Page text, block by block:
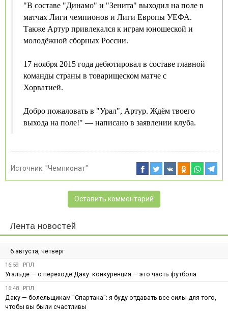
"В составе "Динамо" и "Зенита" выходил на поле в
матчах Лиги чемпионов и Лиги Европы УЕФА.
Также Артур привлекался к играм юношеской и
молодёжной сборных России.
17 ноября 2015 года дебютировал в составе главной
команды страны в товарищеском матче с
Хорватией.
Добро пожаловать в "Урал", Артур. Ждём твоего
выхода на поле!" — написано в заявлении клуба.
Источник: "Чемпионат"
Оставить комментарий
Лента новостей
6 августа, четверг
16:59 РПЛ
Угальде — о переходе Даку: конкуренция — это часть футбола
16:48 РПЛ
Даку — болельщикам "Спартака": я буду отдавать все силы для того,
чтобы вы были счастливы